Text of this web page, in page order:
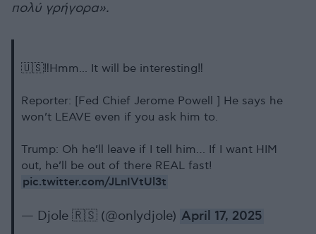
πολύ γρήγορα».
🇺🇸‼️Hmm... It will be interesting‼️
Reporter: [Fed Chief Jerome Powell ] He says he
won’t LEAVE even if you ask him to.
Trump: Oh he’ll leave if I tell him… If I want HIM
out, he’ll be out of there REAL fast!
pic.twitter.com/JLnIVtUl3t
— Djole 🇷🇸 (@onlydjole) April 17, 2025